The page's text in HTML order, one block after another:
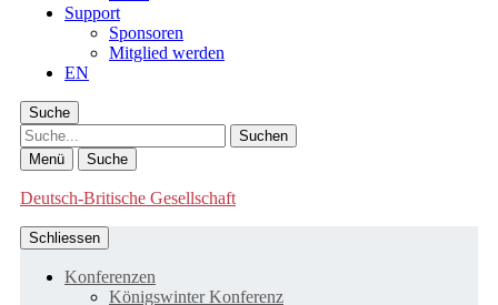
Support
Sponsoren
Mitglied werden
EN
Suche
Suche
Menü Suche
Deutsch-Britische Gesellschaft
Schliessen
Konferenzen
Königswinter Konferenz